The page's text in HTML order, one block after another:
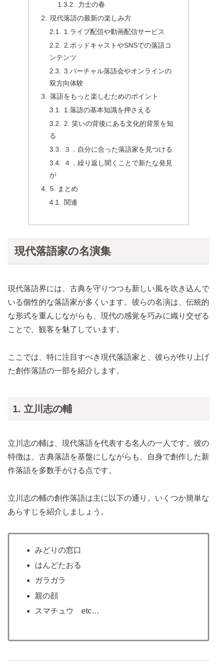
力士の春
現代落語の最新の楽しみ方
1.ライブ配信や動画配信サービス
2.ポッドキャストやSNSでの落語コ
ンテンツ
3.バーチャル落語会やオンラインの
双方向体験
落語をもっと楽しむためのポイント
1.落語の基本知識を押さえる
2. 笑いの背後にある文化的背景を知
る
３．自分に合った落語家を見つける
４．繰り返し聞くことで新たな発見
が
5. まとめ
関連
現代落語家の名演集
現代落語界には、古典を守りつつも新しい風を吹き込んで
いる個性的な落語家が多くいます。彼らの名演は、伝統的
な形式を重んじながらも、現代の感覚を巧みに織り交ぜる
ことで、観客を魅了しています。
ここでは、特に注目すべき現代落語家と、彼らが作り上げ
た創作落語の一部を紹介します。
1. 立川志の輔
立川志の輔は、現代落語を代表する名人の一人です。彼の
特徴は、古典落語を基盤にしながらも、自身で創作した新
作落語を多数手がける点です。
立川志の輔の創作落語は主に以下の通り。いくつか簡単な
あらすじを紹介しましょう。
みどりの窓口
はんどたおる
ガラガラ
親の顔
スマチュウ etc…